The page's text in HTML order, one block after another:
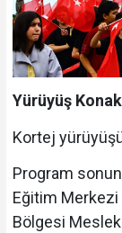
Yürüyüş
Kortej
Program
Eğitim Merkezi
Bölgesi